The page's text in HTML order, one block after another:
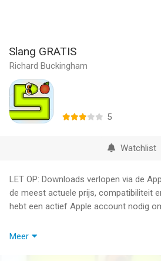
Slang GRATIS
Richard Buckingham
5
Watchlist
LET OP: Downloads verlopen via de
de meest actuele prijs, compatibiliteit
hebt een actief Apple account nodig
Speel het klassieke Snake spel met HD
Meer